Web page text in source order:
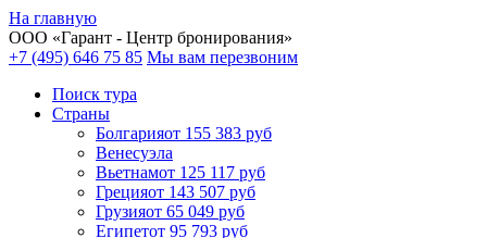
На главную
ООО «Гарант - Центр бронирования»
+7 (495) 646 75 85 Мы вам перезвоним
Поиск тура
Cтраны
Болгарияот 155 383 руб
Венесуэла
Вьетнамот 125 117 руб
Грецияот 143 507 руб
Грузияот 65 049 руб
Египетот 95 793 руб